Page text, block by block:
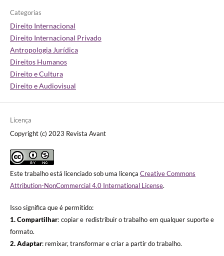
Categorias
Direito Internacional
Direito Internacional Privado
Antropologia Jurídica
Direitos Humanos
Direito e Cultura
Direito e Audiovisual
Licença
Copyright (c) 2023 Revista Avant
Este trabalho está licenciado sob uma licença Creative Commons
Attribution-NonCommercial 4.0 International License.
Isso significa que é permitido:
1. Compartilhar: copiar e redistribuir o trabalho em qualquer suporte e
formato.
2. Adaptar: remixar, transformar e criar a partir do trabalho.